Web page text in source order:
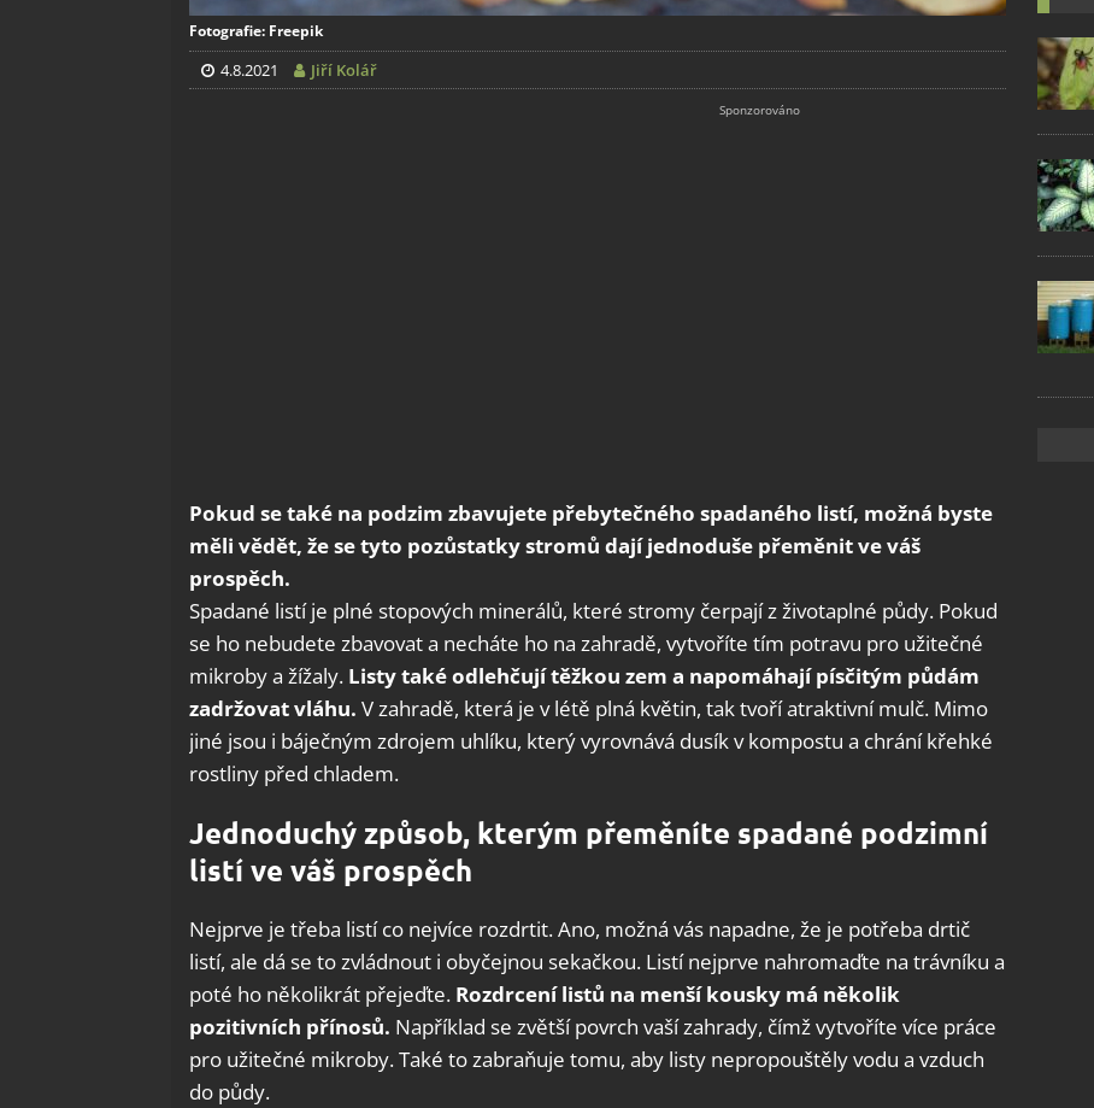
Fotografie: Freepik
4.8.2021 Jiří Kolář
Pokud se také na podzim zbavujete přebytečného spadaného listí, možná byste
měli vědět, že se tyto pozůstatky stromů dají jednoduše přeměnit ve váš
prospěch.
Spadané listí je plné stopových minerálů, které stromy čerpají z životaplné půdy. Pokud
se ho nebudete zbavovat a necháte ho na zahradě, vytvoříte tím potravu pro užitečné
mikroby a žížaly. Listy také odlehčují těžkou zem a napomáhají písčitým půdám
zadržovat vláhu. V zahradě, která je v létě plná květin, tak tvoří atraktivní mulč. Mimo
jiné jsou i báječným zdrojem uhlíku, který vyrovnává dusík v kompostu a chrání křehké
rostliny před chladem.
Jednoduchý způsob, kterým přeměníte spadané podzimní
listí ve váš prospěch
Nejprve je třeba listí co nejvíce rozdrtit. Ano, možná vás napadne, že je potřeba drtič
listí, ale dá se to zvládnout i obyčejnou sekačkou. Listí nejprve nahromaďte na trávníku a
poté ho několikrát přejeďte. Rozdrcení listů na menší kousky má několik
pozitivních přínosů. Například se zvětší povrch vaší zahrady, čímž vytvoříte více práce
pro užitečné mikroby. Také to zabraňuje tomu, aby listy nepropouštěly vodu a vzduch
do půdy.